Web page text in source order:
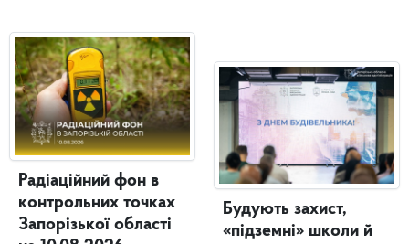
Радіаційний фон в
контрольних точках
Запорізької області
Будують захист,
«підземні» школи й